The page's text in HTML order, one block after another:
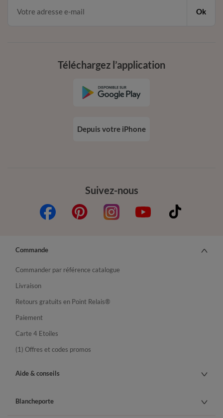
Ok
Suivez-nous
Téléchargez l’application
Depuis votre iPhone
Commande
Commander par référence catalogue
Livraison
Retours gratuits en Point Relais®
Paiement
Carte 4 Etoiles
(1) Offres et codes promos
Aide & conseils
Blancheporte